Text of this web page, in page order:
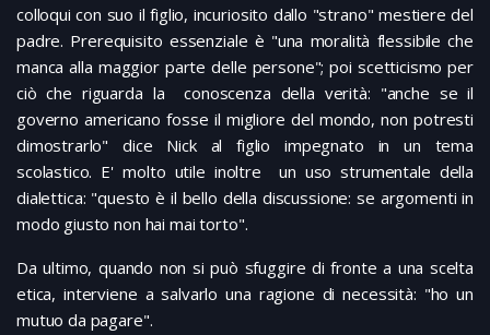
colloqui con suo il figlio, incuriosito dallo "strano" mestiere del
padre. Prerequisito essenziale è "una moralità flessibile che
manca alla maggior parte delle persone"; poi scetticismo per
ciò che riguarda la conoscenza della verità: "anche se il
governo americano fosse il migliore del mondo, non potresti
dimostrarlo" dice Nick al figlio impegnato in un tema
scolastico. E' molto utile inoltre un uso strumentale della
dialettica: "questo è il bello della discussione: se argomenti in
modo giusto non hai mai torto".
Da ultimo, quando non si può sfuggire di fronte a una scelta
etica, interviene a salvarlo una ragione di necessità: "ho un
mutuo da pagare".